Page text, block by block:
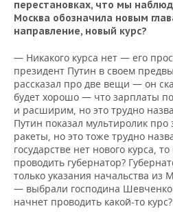
перестановках, что мы
Москва обозначила новым
направление, новый курс?
— Никакого курса нет — его
президент Путин в своем
рассказал про две вещи — он
будет хорошо — что зарплаты
и расширим, но это трудно
Путин показал мультиролик про
ракеты, но это тоже трудно
государстве нет нового курса,
проводить губернатор?
только указания начальства из
— выбрали господина Шевченко
начнет проводить какой-то курс?